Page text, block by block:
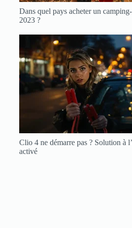
Dans quel pays acheter un
2023 ?
Clio 4 ne démarre pas ? Solution à
activé